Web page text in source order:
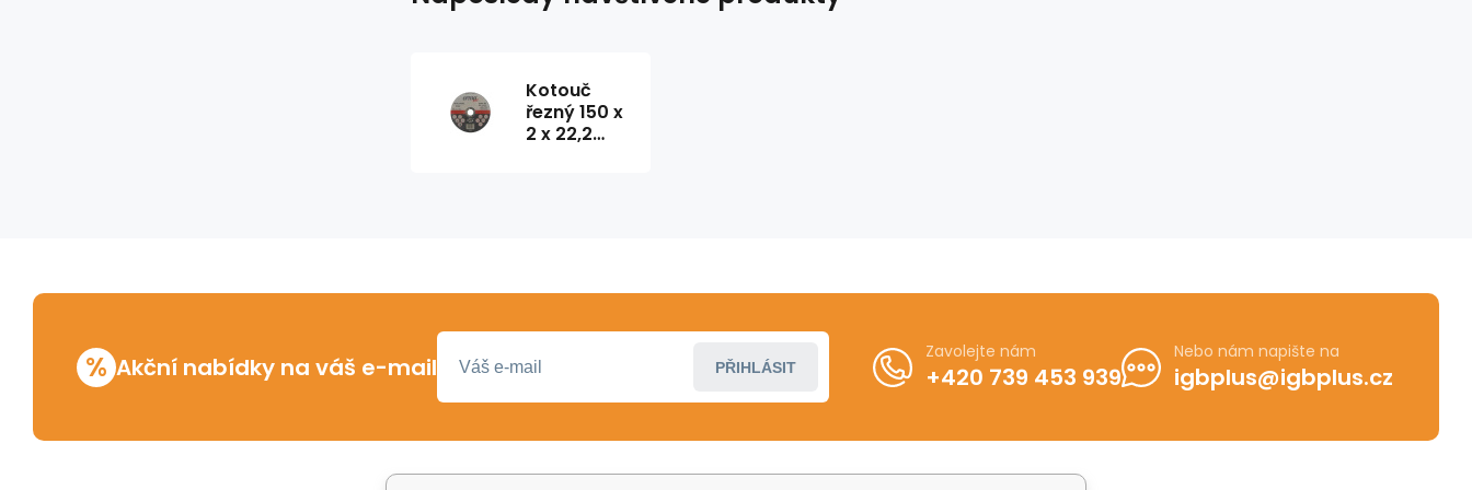
Kotouč
řezný 150 x
2 x 22,2
% Akční nabídky na váš e-mail PŘIHLÁSIT
Zavolejte nám
+420 739 453 939
Nebo nám napište na
igbplus@igbplus.cz